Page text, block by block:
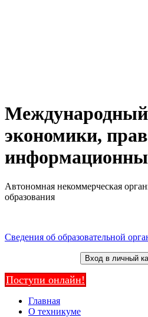
экономики,
Автономная некоммерческая
образования
Сведения об образовательной
Вход в личный
Поступи онлайн!
Главная
О техникуме